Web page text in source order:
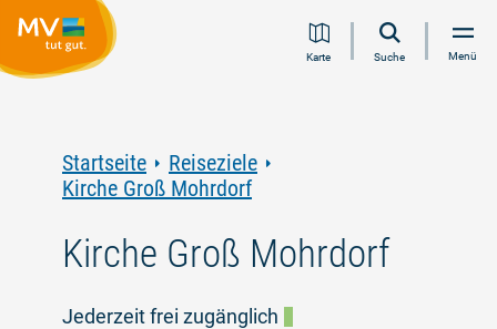
Inhalt
Navigation
Volltextsuche
FooterKarte Suche Menü
Startseite
Reiseziele
Kirche Groß Mohrdorf
Kirche Groß Mohrdorf
Jederzeit frei zugänglich